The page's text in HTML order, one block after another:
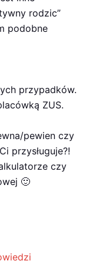
rodzic”
podobne
przypadków.
ZUS.
pewien czy
przysługuje?!
czy
🙂